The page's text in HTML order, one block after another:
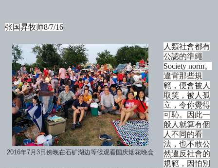
张国昇牧师8/7/16
2016年7月3日傍晚在石矿湖边等候观看国庆烟花晚会
人類社會都有
公認的準繩
Society norm。
違背那些規
範，便會被人
取笑，被人孤
立，令你覺得
可恥。因此一
般人就算有個
人不同的看
法，也不敢公
然違反社會的
規範，因怕別